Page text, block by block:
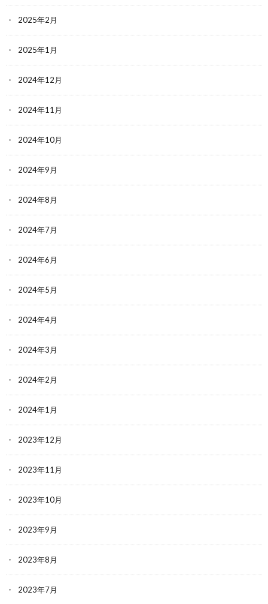
2025年2月
2025年1月
2024年12月
2024年11月
2024年10月
2024年9月
2024年8月
2024年7月
2024年6月
2024年5月
2024年4月
2024年3月
2024年2月
2024年1月
2023年12月
2023年11月
2023年10月
2023年9月
2023年8月
2023年7月